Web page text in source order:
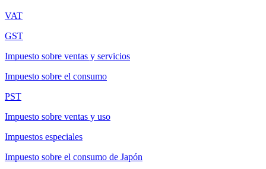
VAT
GST
Impuesto sobre ventas y servicios
Impuesto sobre el consumo
PST
Impuesto sobre ventas y uso
Impuestos especiales
Impuesto sobre el consumo de Japón